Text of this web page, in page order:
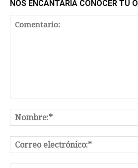
NOS ENCANTARÍA CONOCER TU